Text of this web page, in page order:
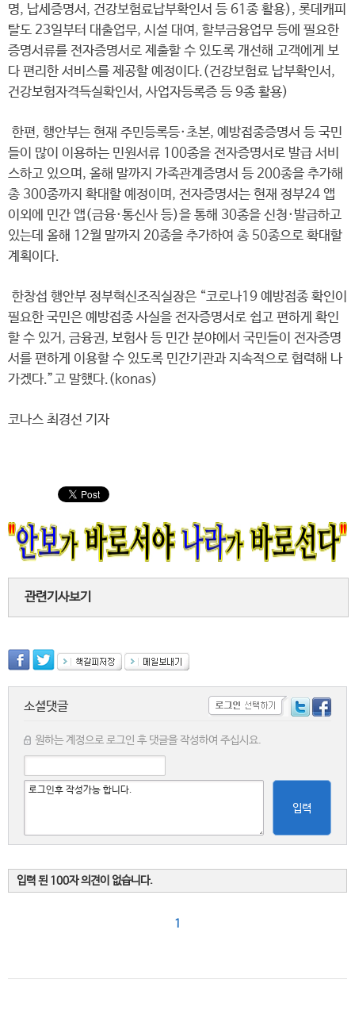
명, 납세증명서, 건강보험료납부확인서 등 61종 활용), 롯데캐피
탈도 23일부터 대출업무, 시설 대여, 할부금융업무 등에 필요한
증명서류를 전자증명서로 제출할 수 있도록 개선해 고객에게 보
다 편리한 서비스를 제공할 예정이다.(건강보험료 납부확인서,
건강보험자격득실확인서, 사업자등록증 등 9종 활용)
한편, 행안부는 현재 주민등록등·초본, 예방접종증명서 등 국민
들이 많이 이용하는 민원서류 100종을 전자증명서로 발급 서비
스하고 있으며, 올해 말까지 가족관계증명서 등 200종을 추가해
총 300종까지 확대할 예정이며, 전자증명서는 현재 정부24 앱
이외에 민간 앱(금융·통신사 등)을 통해 30종을 신청·발급하고
있는데 올해 12월 말까지 20종을 추가하여 총 50종으로 확대할
계획이다.
한창섭 행안부 정부혁신조직실장은 “코로나19 예방접종 확인이
필요한 국민은 예방접종 사실을 전자증명서로 쉽고 편하게 확인
할 수 있거, 금융권, 보험사 등 민간 분야에서 국민들이 전자증명
서를 편하게 이용할 수 있도록 민간기관과 지속적으로 협력해 나
가겠다.”고 말했다.(konas)
코나스 최경선 기자
관련기사보기
소셜댓글
원하는 계정으로 로그인 후 댓글을 작성하여 주십시요.
입력
입력 된 100자 의견이 없습니다.
1